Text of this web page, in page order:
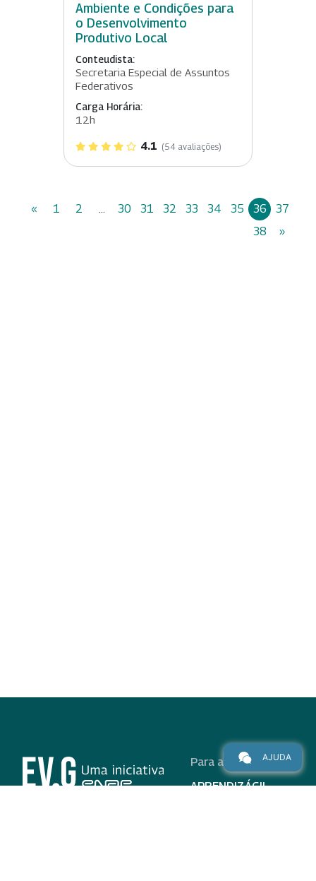
Ambiente e Condições para
o Desenvolvimento
Produtivo Local
Conteudista:
Secretaria Especial de Assuntos
Federativos
Carga Horária:
12h
4.1 (54 avaliações)
« 1 2 ... 30 31 32 33 34 35 36
37
38
»
Para alunos
APRENDIZÁGIL
AJUDA